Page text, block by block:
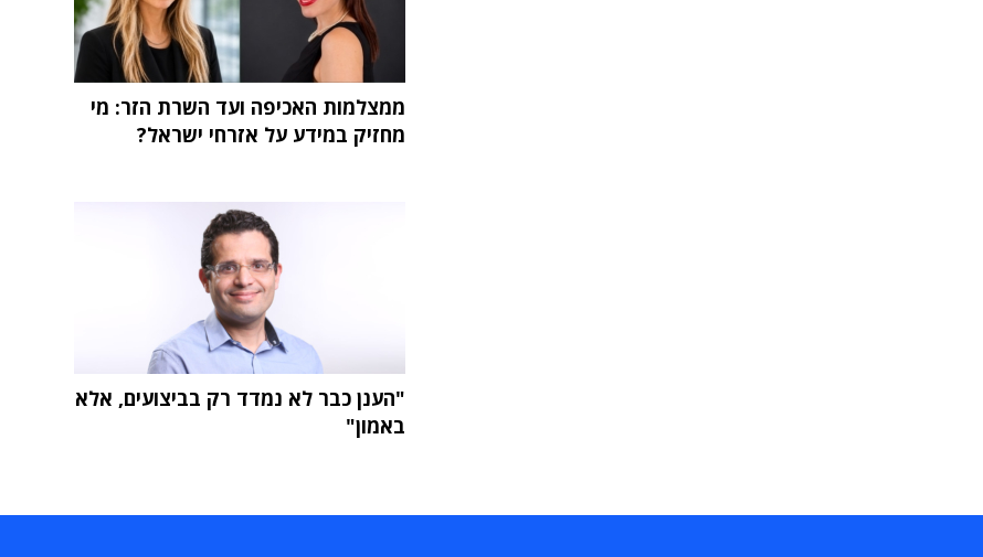
ממצלמות האכיפה ועד השרת הזר: מי
מחזיק במידע על אזרחי ישראל?
"הענן כבר לא נמדד רק בביצועים, אלא
באמון"